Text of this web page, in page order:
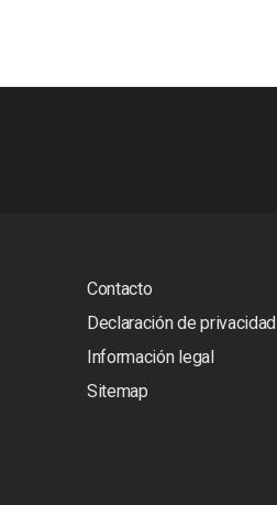
Contacto
Declaración de privacidad
Información legal
Sitemap